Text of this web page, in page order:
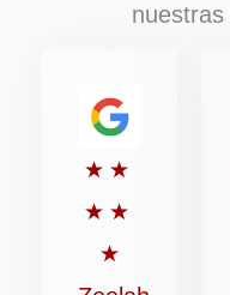
★ ★
★ ★
★
Puntuación:
5
de